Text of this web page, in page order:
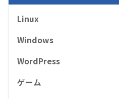
Linux
Windows
WordPress
ゲーム